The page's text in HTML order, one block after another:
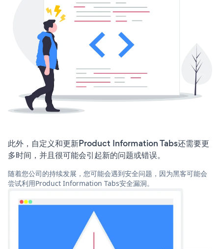
此外，自定义和更新Product Information Tabs还需要更
多时间，并且很可能会引起新的问题或错误。
随着您公司的持续发展，您可能会遇到安全问题，因为黑客可能会
尝试利用Product Information Tabs安全漏洞。